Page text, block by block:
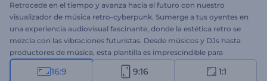
Retrocede en el tiempo y avanza hacia el futuro con nuestro
visualizador de música retro-cyberpunk. Sumerge a tus oyentes en
una experiencia audiovisual fascinante, donde la estética retro se
mezcla con las vibraciones futuristas. Desde músicos y DJs hasta
productores de música, esta plantilla es imprescindible para
cualquier persona que busque impulsar sus pistas de música. Sube
tu pista de audio, escribe el nombre de la canción y del artista, y
16:9 9:16 1:1